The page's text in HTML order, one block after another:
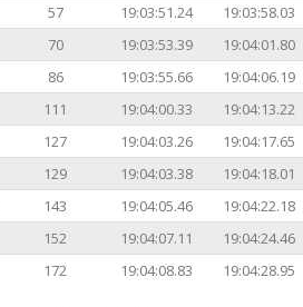
57 19:03:51.24
19:03:58.03
70 19:03:53.39
19:04:01.80
86 19:03:55.66
19:04:06.19
111 19:04:00.33
19:04:13.22
127 19:04:03.26
19:04:17.65
129 19:04:03.38
19:04:18.01
143 19:04:05.46
19:04:22.18
152 19:04:07.11
19:04:24.46
172 19:04:08.83 19:04:28.95